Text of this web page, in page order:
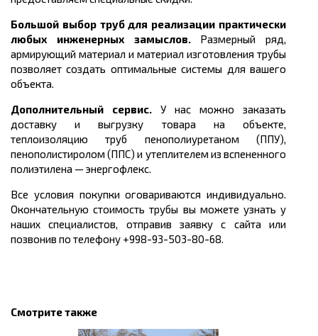
Большой выбор труб для реализации практически
любых инженерных замыслов. Размерный ряд,
армирующий материал и материал изготовления трубы
позволяет создать оптимальные системы для вашего
объекта.
Дополнительный сервис. У нас можно заказать
доставку и выгрузку товара на объекте,
теплоизоляцию труб пенополиуретаном (ППУ),
пенополистиролом (ППС) и утеплителем из вспененного
полиэтилена — энергофлекс.
Все условия покупки оговариваются индивидуально.
Окончательную стоимость трубы вы можете узнать у
наших специалистов, отправив заявку с сайта или
позвонив по телефону +998-93-503-80-68.
Смотрите также